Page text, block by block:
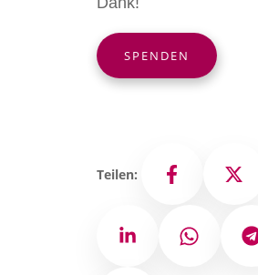
SPENDEN
Teilen: Facebook X
LinkedIn WhatsApp